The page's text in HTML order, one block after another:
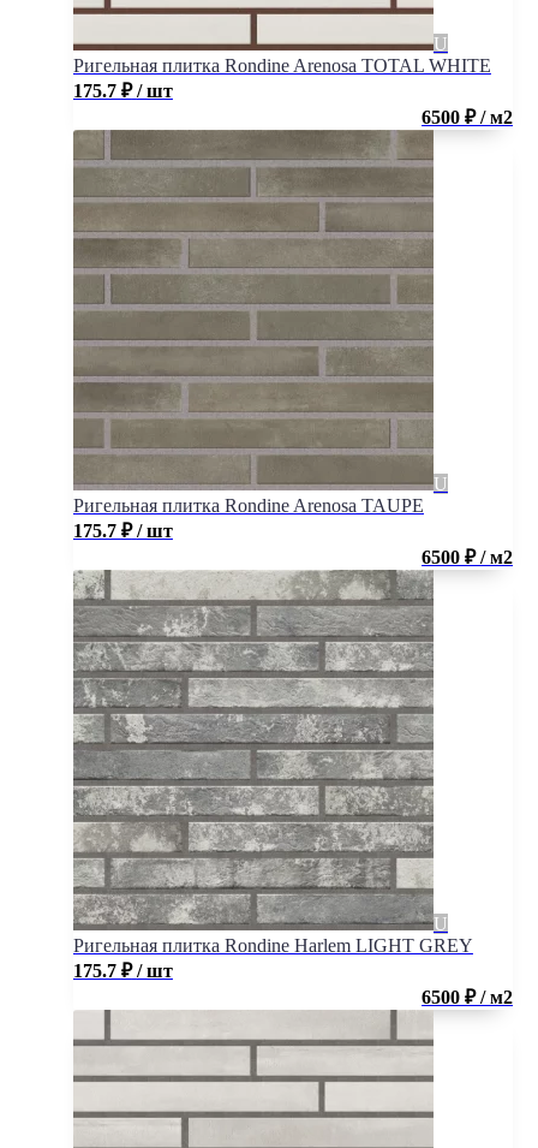
Ригельная плитка Rondine Arenosa TOTAL WHITE
175.7 ₽ / шт
6500 ₽ / м2
Ригельная плитка Rondine Arenosa TAUPE
175.7 ₽ / шт
6500 ₽ / м2
Ригельная плитка Rondine Harlem LIGHT GREY
175.7 ₽ / шт
6500 ₽ / м2